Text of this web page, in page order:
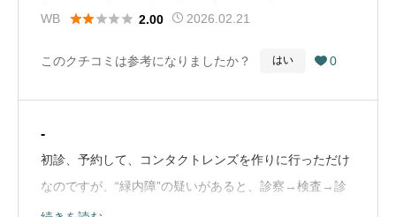
WB
 2.00 2026.02.21
このクチコミは参考になりましたか？ はい  0
-
初診、予約して、コンタクトレンズを作りに行っただけ
なのですが、“緑内障”の疑いがあると、診察→検査→診
察で、4時間かかりました！結局、コンタクトレンズ